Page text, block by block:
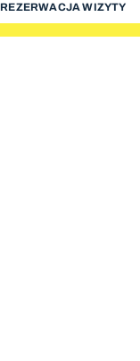
REZERWACJA WIZYTY